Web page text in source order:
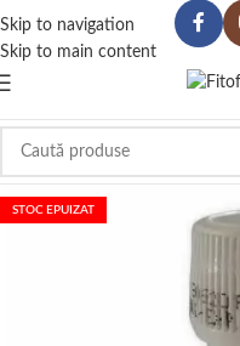
Skip to navigation
Skip to main content
STOC EPUIZAT